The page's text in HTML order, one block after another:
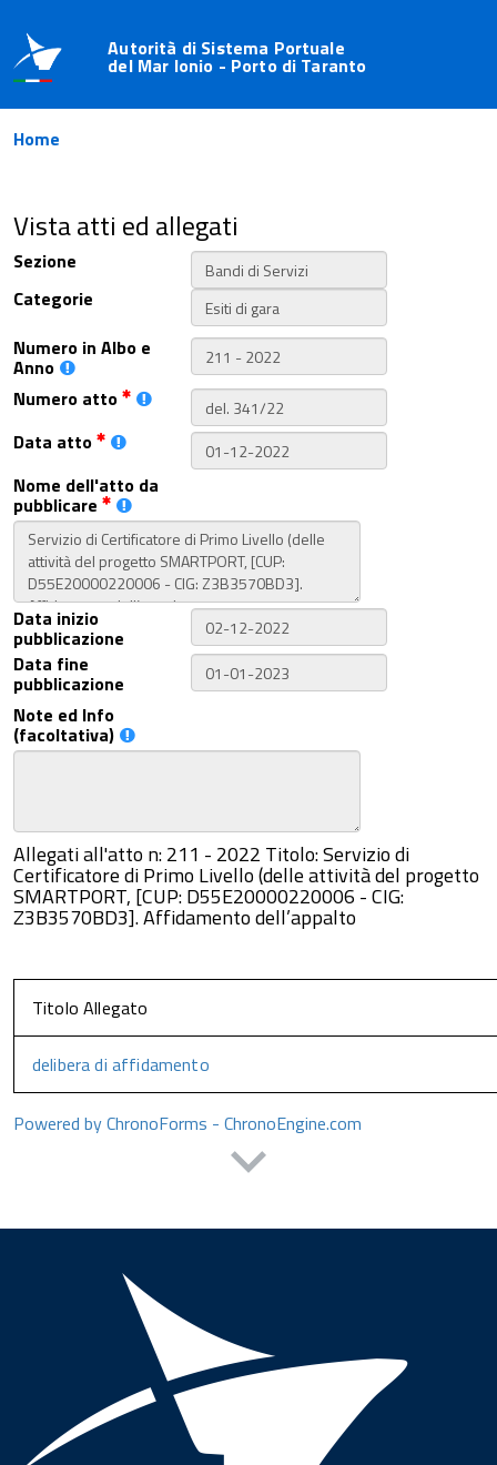
Autorità di Sistema Portuale
del Mar Ionio - Porto di Taranto
Home
Vista atti ed allegati
Sezione
Categorie
Numero in Albo e
Anno
Numero atto
Data atto
Nome dell'atto da
pubblicare
Data inizio
pubblicazione
Data fine
pubblicazione
Note ed Info
(facoltativa)
Allegati all'atto n: 211 - 2022 Titolo: Servizio di
Certificatore di Primo Livello (delle attività del progetto
SMARTPORT, [CUP: D55E20000220006 - CIG:
Z3B3570BD3]. Affidamento dell’appalto
Titolo Allegato
delibera di affidamento
Powered by ChronoForms - ChronoEngine.com